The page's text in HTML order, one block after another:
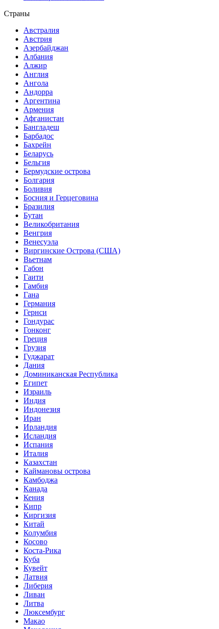
Страны
Австралия
Австрия
Азербайджан
Албания
Алжир
Англия
Ангола
Андорра
Аргентина
Армения
Афганистан
Бангладеш
Барбадос
Бахрейн
Беларусь
Бельгия
Бермудские острова
Болгария
Боливия
Босния и Герцеговина
Бразилия
Бутан
Великобритания
Венгрия
Венесуэла
Виргинские Острова (США)
Вьетнам
Габон
Гаити
Гамбия
Гана
Германия
Гернси
Гондурас
Гонконг
Греция
Грузия
Гуджарат
Дания
Доминиканская Республика
Египет
Израиль
Индия
Индонезия
Иран
Ирландия
Исландия
Испания
Италия
Казахстан
Каймановы острова
Камбоджа
Канада
Кения
Кипр
Киргизия
Китай
Колумбия
Косово
Коста-Рика
Куба
Кувейт
Латвия
Либерия
Ливан
Литва
Люксембург
Макао